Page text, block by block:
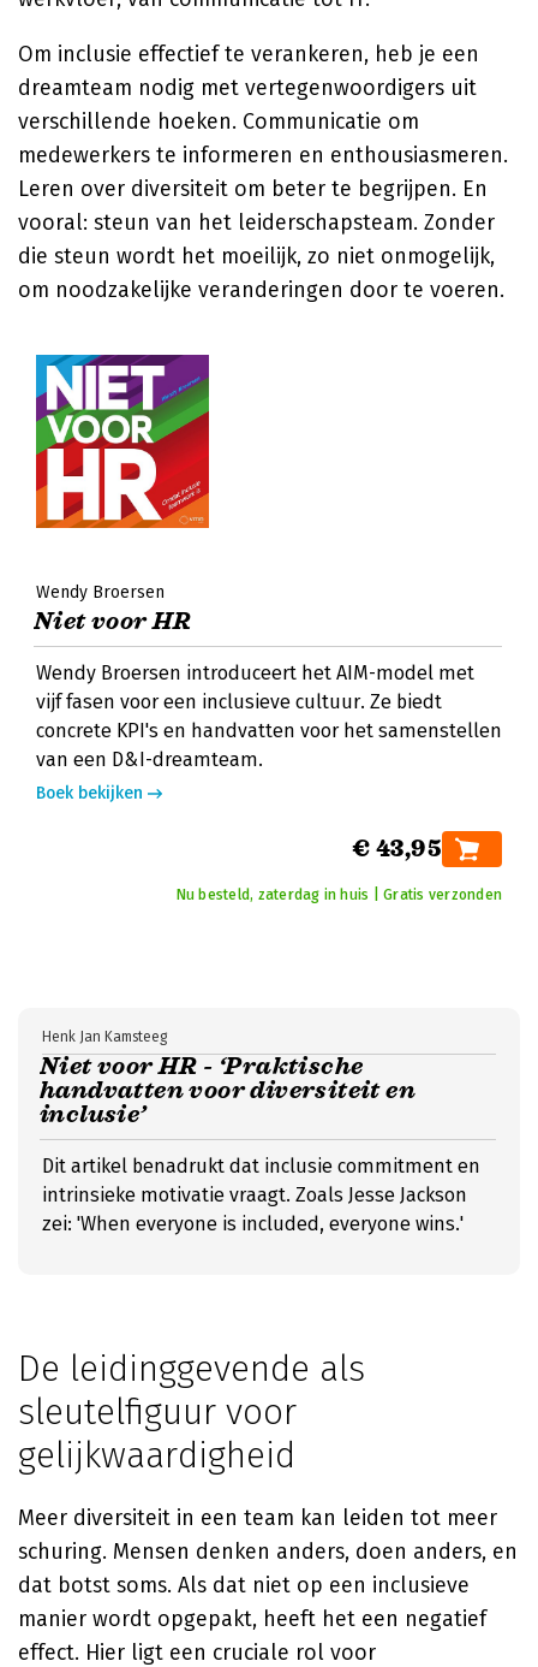
Om inclusie effectief te verankeren, heb je een
dreamteam nodig met vertegenwoordigers uit
verschillende hoeken. Communicatie om
medewerkers te informeren en enthousiasmeren.
Leren over diversiteit om beter te begrijpen. En
vooral: steun van het leiderschapsteam. Zonder
die steun wordt het moeilijk, zo niet onmogelijk,
om noodzakelijke veranderingen door te voeren.
Wendy Broersen
Niet voor HR
Wendy Broersen introduceert het AIM-model met
vijf fasen voor een inclusieve cultuur. Ze biedt
concrete KPI's en handvatten voor het samenstellen
van een D&I-dreamteam.
Boek bekijken
€ 43,95
Nu besteld, zaterdag in huis | Gratis verzonden
Niet voor HR - ‘Praktische
handvatten voor diversiteit en
inclusie’
Henk Jan Kamsteeg
Dit artikel benadrukt dat inclusie commitment en
intrinsieke motivatie vraagt. Zoals Jesse Jackson
zei: 'When everyone is included, everyone wins.'
De leidinggevende als
sleutelfiguur voor
gelijkwaardigheid
Meer diversiteit in een team kan leiden tot meer
schuring. Mensen denken anders, doen anders, en
dat botst soms. Als dat niet op een inclusieve
manier wordt opgepakt, heeft het een negatief
effect. Hier ligt een cruciale rol voor